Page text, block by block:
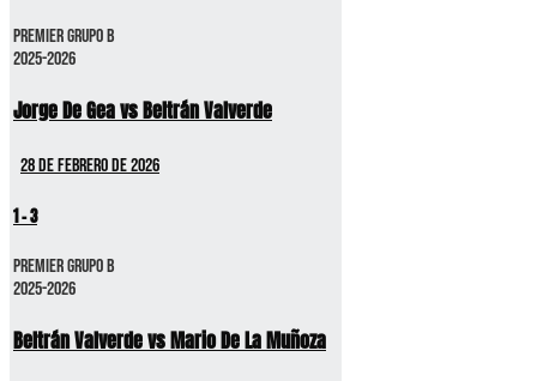
Premier GRUPO B
2025-2026
Jorge De Gea vs Beltrán Valverde
28 de febrero de 2026
1-3
Premier GRUPO B
2025-2026
Beltrán Valverde vs Mario De La Muñoza